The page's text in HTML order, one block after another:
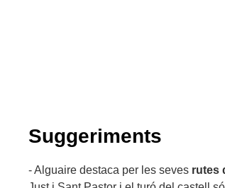
Suggeriments
- Alguaire destaca per les seves rutes